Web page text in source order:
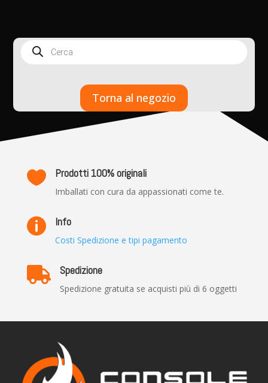
search
Torna al negozio
 Prodotti 100% originali
Imballati con cura da appassionati come te.
 Info
Costi Spedizione e tipi pagamento
 Spedizione
Spedizione gratuita se acquisti più di 6 oggetti